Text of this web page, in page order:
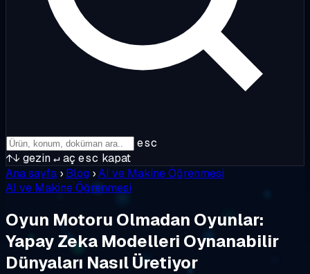
esc
↑↓ gezin↵aç esc kapat
Ana sayfa › Blog ›AI ve Makine Öğrenmesi
AI ve Makine Öğrenmesi
Oyun Motoru Olmadan Oyunlar:
Yapay Zeka Modelleri Oynanabilir
Dünyaları Nasıl Üretiyor